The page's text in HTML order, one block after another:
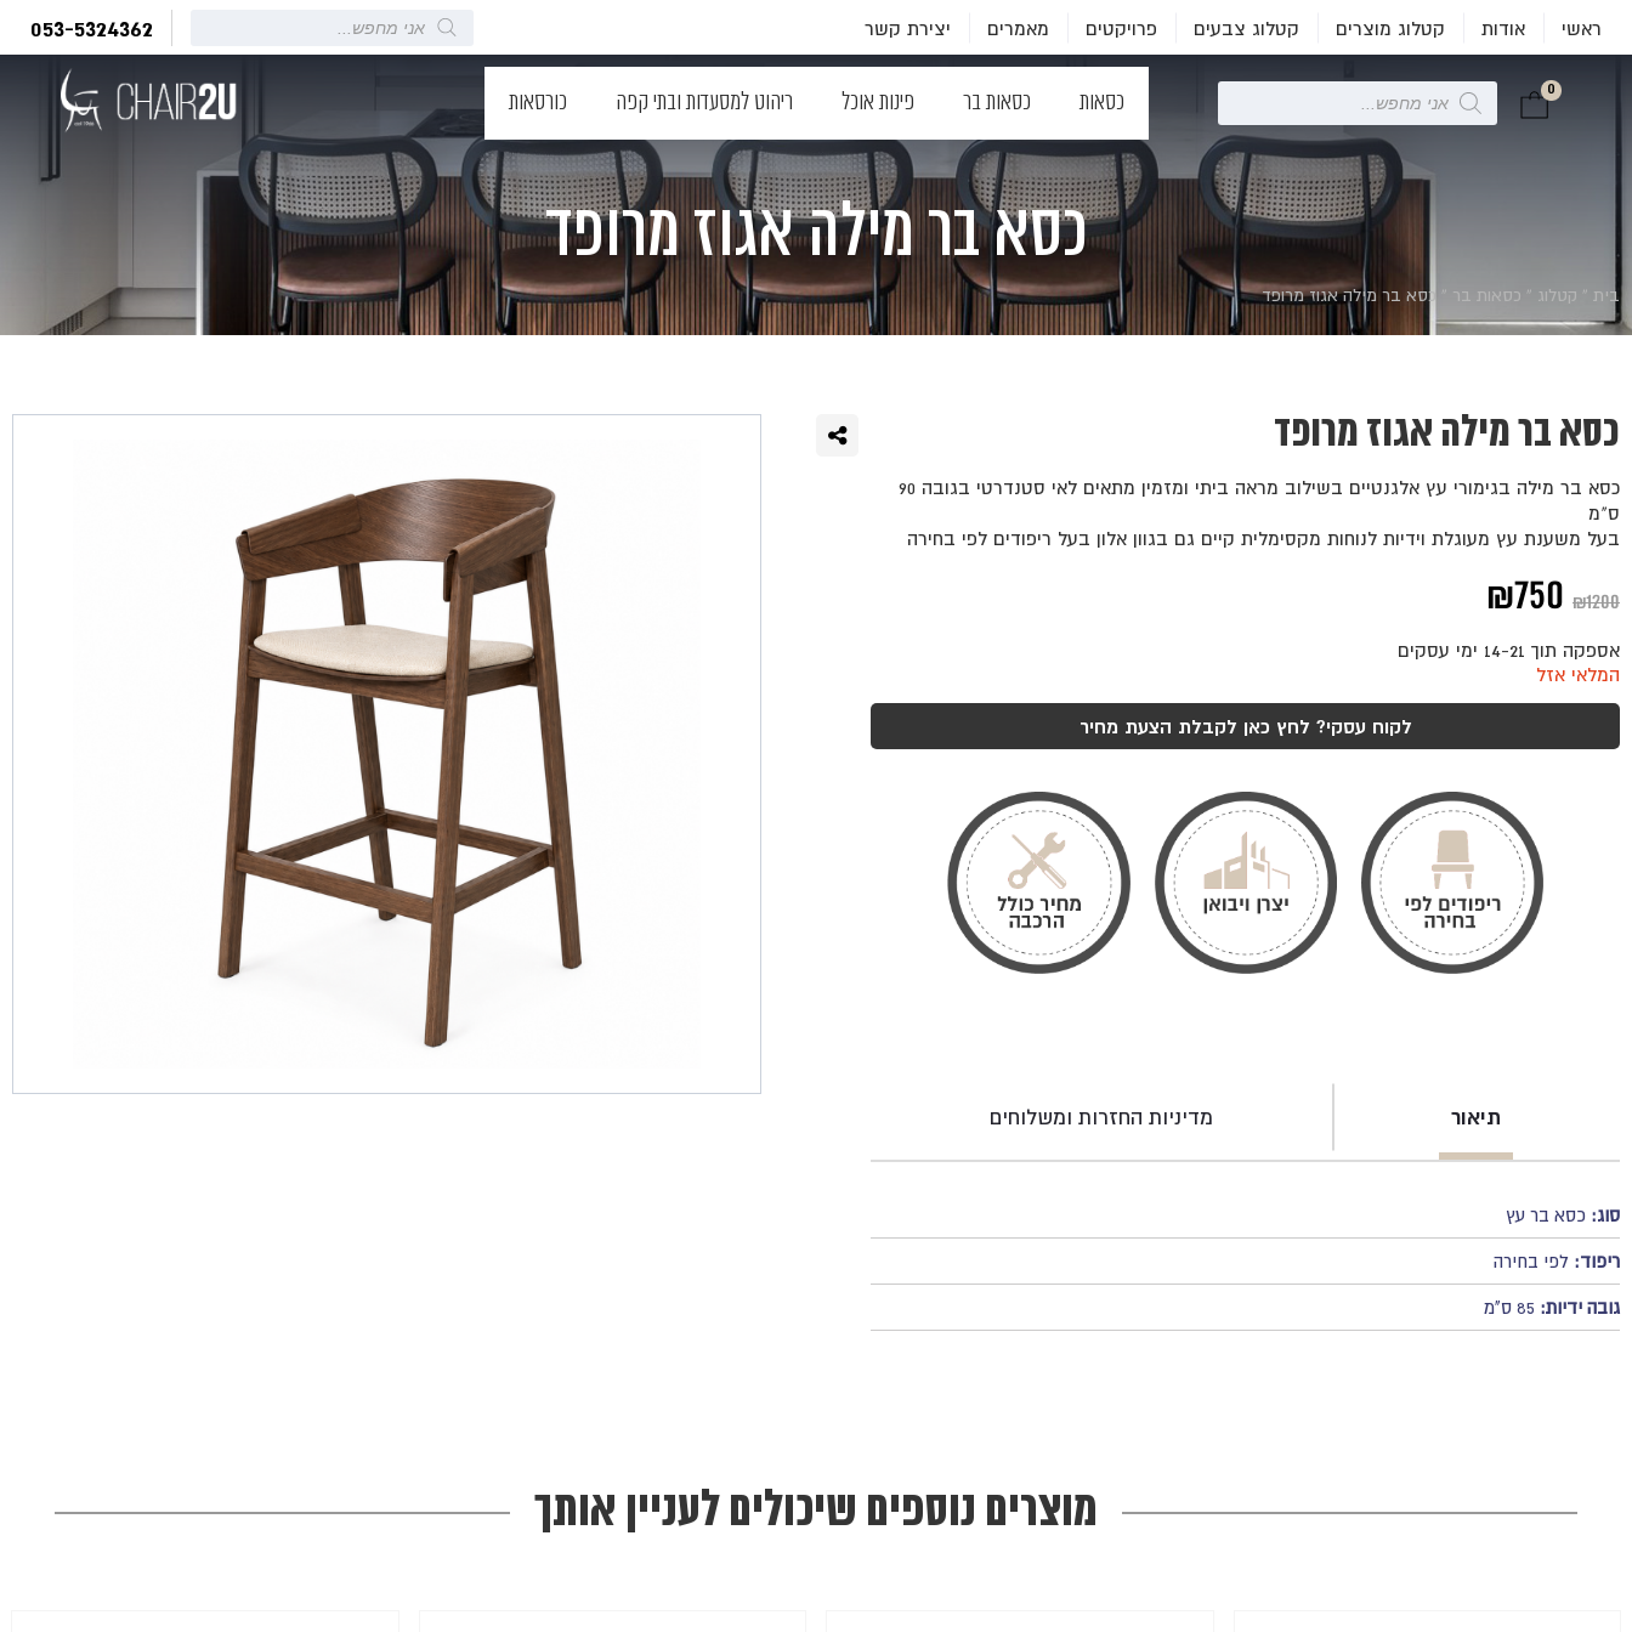
ראשי אודות קטלוג מוצרים קטלוג צבעים פרויקטים מאמרים יצירת קשר
Products
search
053-5324362
0
Products
search
כסאות כסאות בר פינות אוכל ריהוט למסעדות ובתי קפה כורסאות
כסא בר מילה אגוז מרופד
בית » קטלוג » כסאות בר » כסא בר מילה אגוז מרופד
כסא בר מילה אגוז מרופד
כסא בר מילה בגימורי עץ אלגנטיים בשילוב מראה ביתי ומזמין מתאים לאי סטנדרטי בגובה 90
ס"מ
בעל משענת עץ מעוגלת וידיות לנוחות מקסימלית קיים גם בגוון אלון בעל ריפודים לפי בחירה
₪1200
המחיר
המקורי
היה:
₪750
הנוכחי
₪750.
אספקה תוך 14-21 ימי עסקים
המלאי אזל
לקוח עסקי? לחץ כאן לקבלת הצעת מחיר
תיאור מדיניות החזרות ומשלוחים
סוג: כסא בר עץ
ריפוד: לפי בחירה
גובה ידיות:
מוצרים נוספים שיכולים לעניין אותך